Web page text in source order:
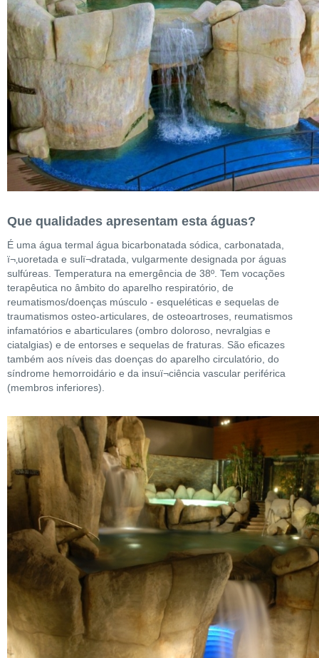
Que qualidades apresentam esta águas?
É uma água termal água bicarbonatada sódica, carbonatada,
ï¬‚uoretada e sulï¬dratada, vulgarmente designada por águas
sulfúreas. Temperatura na emergência de 38º. Tem vocações
terapêutica no âmbito do aparelho respiratório, de
reumatismos/doenças músculo - esqueléticas e sequelas de
traumatismos osteo-articulares, de osteoartroses, reumatismos
infamatórios e abarticulares (ombro doloroso, nevralgias e
ciatalgias) e de entorses e sequelas de fraturas. São eficazes
também aos níveis das doenças do aparelho circulatório, do
síndrome hemorroidário e da insuï¬ciência vascular periférica
(membros inferiores).